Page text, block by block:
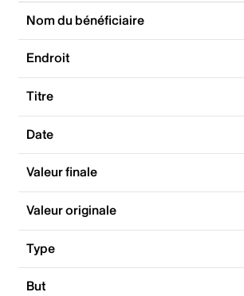
Nom du bénéficiaire
Endroit
Titre
Date
Valeur finale
Valeur originale
Type
But